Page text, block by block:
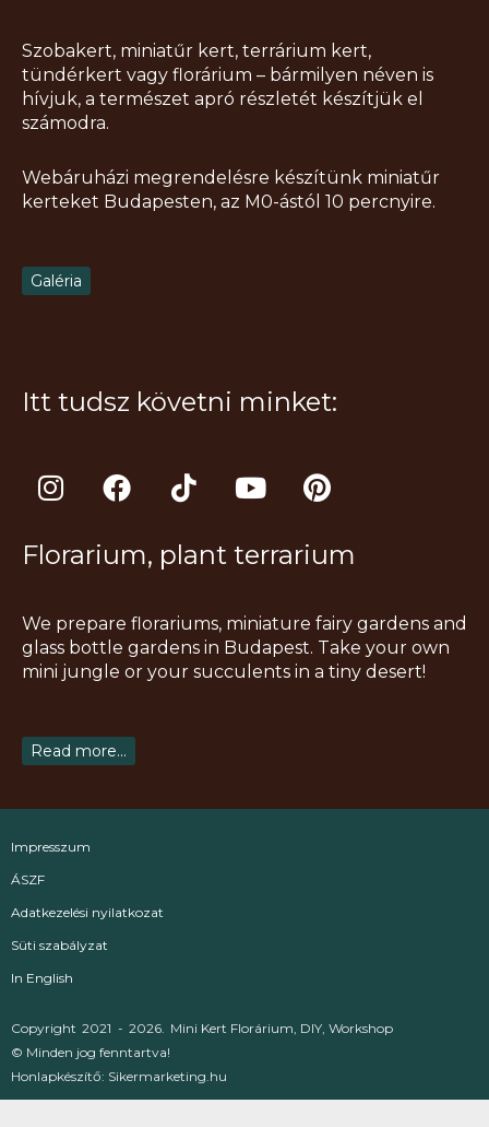
Szobakert, miniatűr kert, terrárium kert,
tündérkert vagy florárium – bármilyen néven is
hívjuk, a természet apró részletét készítjük el
számodra.
Webáruházi megrendelésre készítünk miniatűr
kerteket Budapesten, az M0-ástól 10 percnyire.
Galéria
Itt tudsz követni minket:
I
n
t
g
r
a
F
a
e
o
o
k
T
i
t
k
Y
o
t
b
e
P
i
t
r
e
s
Florarium, plant terrarium
We prepare florariums, miniature fairy gardens and
glass bottle gardens in Budapest. Take your own
mini jungle or your succulents in a tiny desert!
Read more...
Copyright 2021 - 2026. Mini Kert Florárium, DIY, Workshop
© Minden jog fenntartva!
Honlapkészítő: Sikermarketing.hu
Impresszum
ÁSZF
Adatkezelési nyilatkozat
Süti szabályzat
In English